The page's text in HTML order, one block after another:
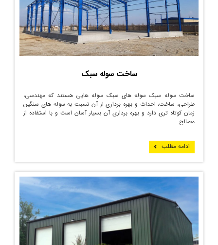
ساخت سوله سبک
ساخت سوله سبک سوله های سبک سوله هایی هستند که مهندسی،
طراحی، ساخت، احداث و بهره برداری از آن نسبت به سوله های سنگین
زمان کوتاه تری دارد و بهره برداری آن بسیار آسان است و با استفاده از
مصالح ...
ادامه مطلب